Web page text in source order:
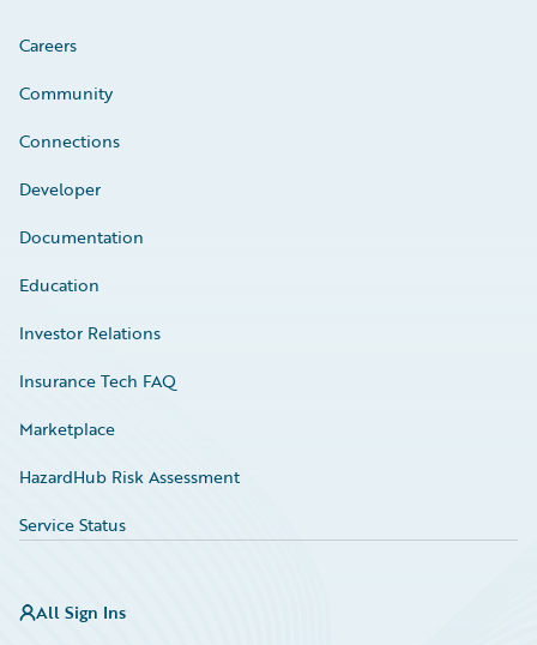
Careers
Community
Connections
Developer
Documentation
Education
Investor Relations
Insurance Tech FAQ
Marketplace
HazardHub Risk Assessment
Service Status
All Sign Ins